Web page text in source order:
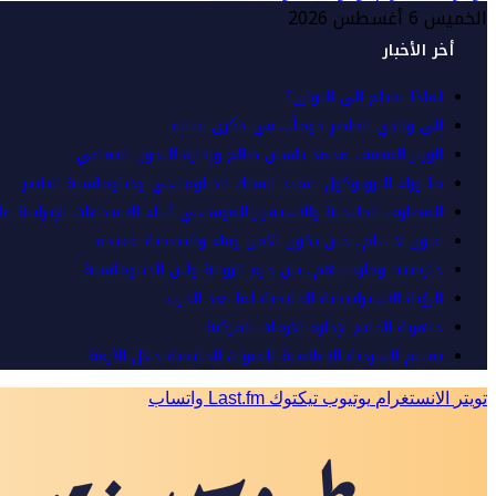
الخميس 6 أغسطس 2026
أخر الأخبار
لماذا نحتاج إلى التوازن؟
إلى والدِي الحاضرِ دوماً… في ذِكرى غيابِه
الوزير المثقف محمد ياسين صالح وإدارة التحول الثقافي
ما وراء البروتوكول: عميد السلك الدبلوماسي ودبلوماسية التأثير
المصارف الخليجية والاستقرار المؤسسي أثناء الاعتداءات
عيون لا تنام.. حين يكون الأمن وفاء والتضحية عقيدة
خارجيتنا وخارجيتهم.. بين حزم الرواية ولين الدبلوماسية
الرؤية الاستراتيجية الخليجية لما بعد الحرب
جاهزية الخليج لإدارة الأزمات المركبة
تقييم السردية الإعلامية للقنوات الخليجية خلال الأزمة
تويتر الانستغرام يوتيوب تيكتوك Last.fm واتساب